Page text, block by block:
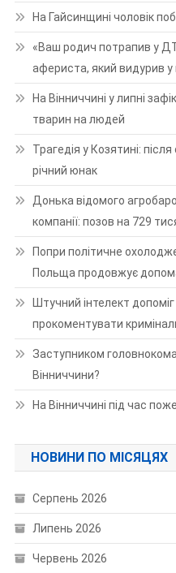
На Гайсинщині чоловік
«Ваш родич потрапив у
афериста, який видурив у
На Вінниччині у липні
тварин на людей
Трагедія у Козятині:
річний юнак
Донька відомого
компанії: позов на 729
Попри політичне
Польща продовжує
Штучний інтелект
прокоментувати
Заступником
Вінниччини?
На Вінниччині під час
НОВИНИ ПО МІСЯЦЯХ
Серпень 2026
Липень 2026
Червень 2026